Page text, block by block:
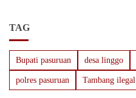
TAG
Bupati pasuruan desa linggo
polres pasuruan Tambang ilegal